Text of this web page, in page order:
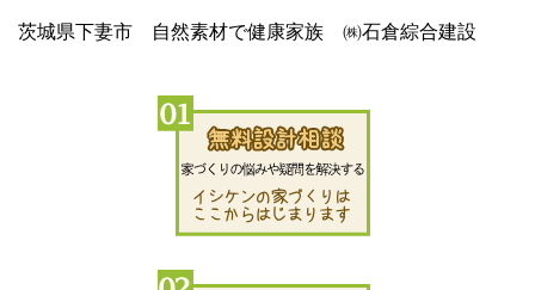
茨城県下妻市 自然素材で健康家族 ㈱石倉綜合建設